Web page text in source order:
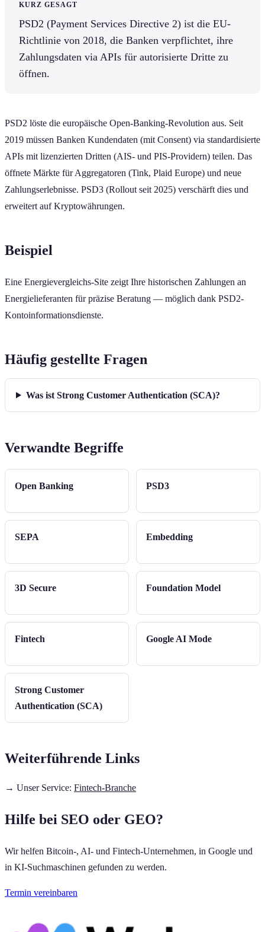
KURZ GESAGT
PSD2 (Payment Services Directive 2) ist die EU-
Richtlinie von 2018, die Banken verpflichtet, ihre
Zahlungsdaten via APIs für autorisierte Dritte zu
öffnen.
PSD2 löste die europäische Open-Banking-Revolution aus. Seit
2019 müssen Banken Kundendaten (mit Consent) via standardisierte
APIs mit lizenzierten Dritten (AIS- und PIS-Providern) teilen. Das
öffnete Märkte für Aggregatoren (Tink, Plaid Europe) und neue
Zahlungserlebnisse. PSD3 (Rollout seit 2025) verschärft dies und
erweitert auf Kryptowährungen.
Beispiel
Eine Energievergleichs-Site zeigt Ihre historischen Zahlungen an
Energielieferanten für präzise Beratung — möglich dank PSD2-
Kontoinformationsdienste.
Häufig gestellte Fragen
Was ist Strong Customer Authentication (SCA)?
Verwandte Begriffe
Open Banking PSD3
SEPA Embedding
3D Secure Foundation Model
Fintech Google AI Mode
Strong Customer
Authentication (SCA)
Weiterführende Links
→ Unser Service: Fintech-Branche
Hilfe bei SEO oder GEO?
Wir helfen Bitcoin-, AI- und Fintech-Unternehmen, in Google und
in KI-Suchmaschinen gefunden zu werden.
Termin vereinbaren